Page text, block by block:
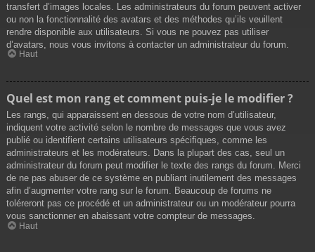
transfert d’images locales. Les administrateurs du forum peuvent activer
ou non la fonctionnalité des avatars et des méthodes qu’ils veuillent
rendre disponible aux utilisateurs. Si vous ne pouvez pas utiliser
d’avatars, nous vous invitons à contacter un administrateur du forum.
Haut
Quel est mon rang et comment puis-je le modifier ?
Les rangs, qui apparaissent en dessous de votre nom d’utilisateur,
indiquent votre activité selon le nombre de messages que vous avez
publié ou identifient certains utilisateurs spécifiques, comme les
administrateurs et les modérateurs. Dans la plupart des cas, seul un
administrateur du forum peut modifier le texte des rangs du forum. Merci
de ne pas abuser de ce système en publiant inutilement des messages
afin d’augmenter votre rang sur le forum. Beaucoup de forums ne
toléreront pas ce procédé et un administrateur ou un modérateur pourra
vous sanctionner en abaissant votre compteur de messages.
Haut